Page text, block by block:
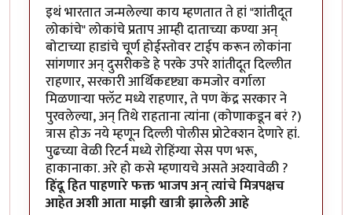
इथं भारतात जन्मलेल्या काय म्हणतात ते हां "शांतीदूत
लोकांचे" लोकांचे प्रताप आम्ही दाताच्या कण्या अन्
बोटाच्या हाडांचे चूर्ण होईस्तोवर टाईप करून लोकांना
सांगणार अन् दुसरीकडे हे परके उपरे शांतीदूत दिल्लीत
राहणार, सरकारी आर्थिकदृष्ट्या कमजोर वर्गाला
मिळणाऱ्या फ्लॅट मध्ये राहणार, ते पण केंद्र सरकार ने
पुरवलेल्या, अन् तिथे राहताना त्यांना (कोणाकडून बरं ?)
त्रास होऊ नये म्हणून दिल्ली पोलीस प्रोटेक्शन देणारे हां.
पुढच्या वेळी रिटर्न मध्ये रोहिंग्या सेस पण भरू,
हाकानाका. अरे हो कसे म्हणायचे असते अश्यावेळी ?
हिंदू हित पाहणारे फक्त भाजप अन् त्यांचे मित्रपक्षच
आहेत अशी आता माझी खात्री झालेली आहे